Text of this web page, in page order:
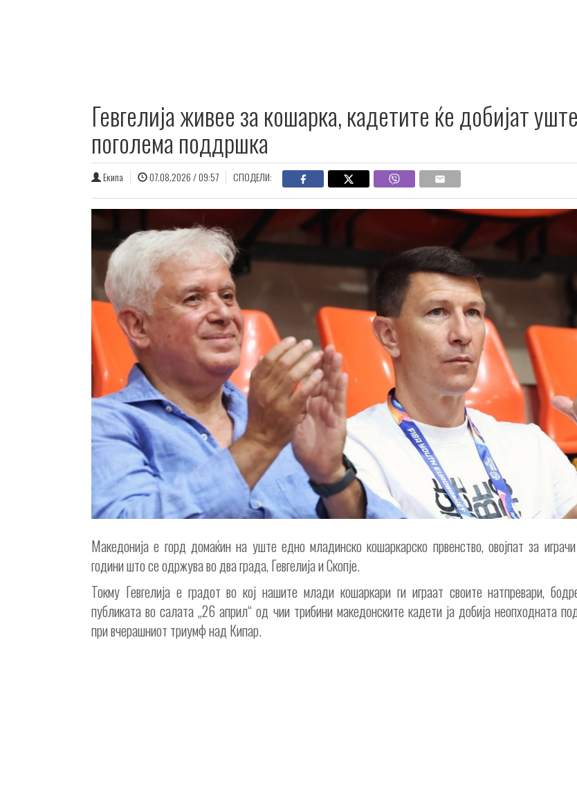
Гевгелија живее за кошарка, кадетите ќе добијат уште
поголема поддршка
Екипа 07.08.2026 / 09:57 СПОДЕЛИ:
Македонија е горд домаќин на уште едно младинско кошаркарско првенство, овојпат за
години што се одржува во два града, Гевгелија и Скопје.
Токму Гевгелија е градот во кој нашите млади кошаркари ги играат своите натпревари,
публиката во салата „26 април“ од чии трибини македонските кадети ја добија неопходната
при вчерашниот триумф над Кипар.